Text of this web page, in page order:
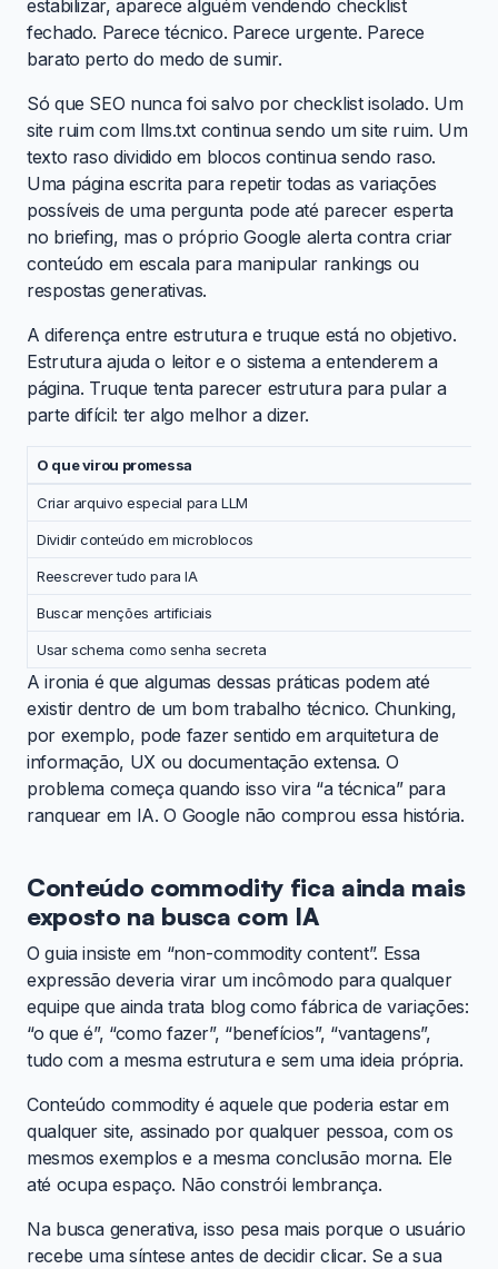
estabilizar, aparece alguém vendendo checklist
fechado. Parece técnico. Parece urgente. Parece
barato perto do medo de sumir.
Só que SEO nunca foi salvo por checklist isolado. Um
site ruim com llms.txt continua sendo um site ruim. Um
texto raso dividido em blocos continua sendo raso.
Uma página escrita para repetir todas as variações
possíveis de uma pergunta pode até parecer esperta
no briefing, mas o próprio Google alerta contra criar
conteúdo em escala para manipular rankings ou
respostas generativas.
A diferença entre estrutura e truque está no objetivo.
Estrutura ajuda o leitor e o sistema a entenderem a
página. Truque tenta parecer estrutura para pular a
parte difícil: ter algo melhor a dizer.
O que virou promessa
Criar arquivo especial para LLM
Dividir conteúdo em microblocos
Reescrever tudo para IA
Buscar menções artificiais
Usar schema como senha secreta
A ironia é que algumas dessas práticas podem até
existir dentro de um bom trabalho técnico. Chunking,
por exemplo, pode fazer sentido em arquitetura de
informação, UX ou documentação extensa. O
problema começa quando isso vira “a técnica” para
ranquear em IA. O Google não comprou essa história.
Conteúdo commodity fica ainda mais
exposto na busca com IA
O guia insiste em “non-commodity content”. Essa
expressão deveria virar um incômodo para qualquer
equipe que ainda trata blog como fábrica de variações:
“o que é”, “como fazer”, “benefícios”, “vantagens”,
tudo com a mesma estrutura e sem uma ideia própria.
Conteúdo commodity é aquele que poderia estar em
qualquer site, assinado por qualquer pessoa, com os
mesmos exemplos e a mesma conclusão morna. Ele
até ocupa espaço. Não constrói lembrança.
Na busca generativa, isso pesa mais porque o usuário
recebe uma síntese antes de decidir clicar. Se a sua